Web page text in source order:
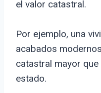
el valor catastral.
Por ejemplo, una
acabados
catastral mayor
estado.